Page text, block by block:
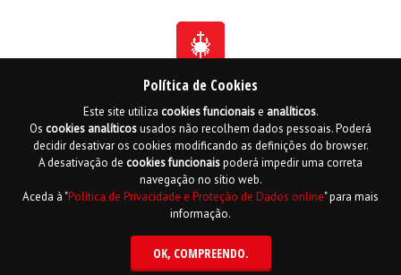
Política de Cookies
Este site utiliza cookiesfuncionaise analíticos.
Os cookies analíticosusados não recolhem dados pessoais. Poderá
decidir desativar os cookies modificando as definições do browser.
A desativação de cookiesfuncionaispoderá impedir uma correta
navegação no sítio web.
Aceda à "Política de Privacidade e Proteção de Dados online" para mais
informação.
OK, COMPREENDO.
Fundada em 1941
Membro Honorário da Ordem de Benemerência - 1966
Membro Honorário da Ordem de Cristo - 2006
Ordem do Infante D. Henrique - 2016
Livro de reclamações online
Política de Privacidade e Proteção de Dados
English
Copyright LPCC 2015 Desenvolvido porHi INTERACTIVE
porPTisp